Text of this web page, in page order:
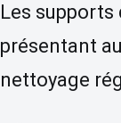
Les
présentant
nettoyage